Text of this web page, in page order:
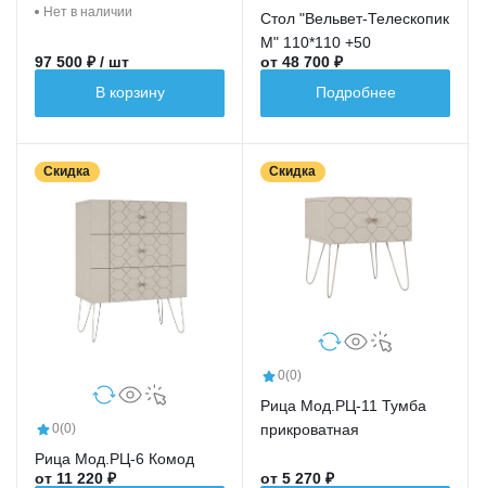
Нет в наличии
97 500 ₽ / шт
В корзину
Стол "Вельвет-Телескопик
М" 110*110 +50
от 48 700 ₽
Подробнее
Скидка
0(0)
Рица Мод.РЦ-6 Комод
от 11 220 ₽
Скидка
0(0)
Рица Мод.РЦ-11 Тумба
прикроватная
от 5 270 ₽